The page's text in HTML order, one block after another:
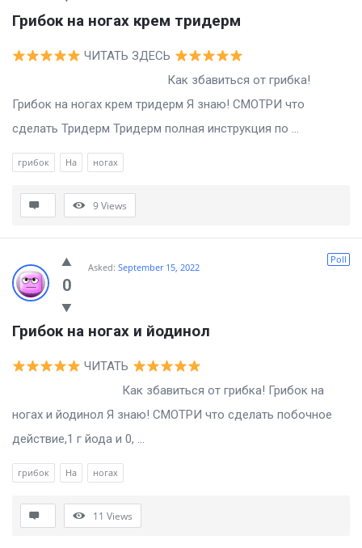
Грибок на ногах крем тридерм
ЧИТАТЬ ЗДЕСЬ
Как збавиться от грибка!
Грибок на ногах крем тридерм Я знаю! СМОТРИ что
сделать Тридерм Тридерм полная инструкция по ...
грибок На ногах
9Views
0
Poll
Asked: September 15, 2022
Грибок на ногах и йодинол
ЧИТАТЬ
Как збавиться от грибка! Грибок на
ногах и йодинол Я знаю! СМОТРИ что сделать побочное
действие,1 г йода и 0, ...
грибок На ногах
11 Views